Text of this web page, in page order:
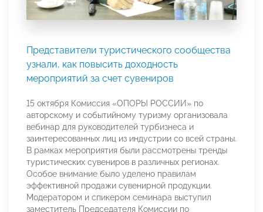
Представители туристического сообщества
узнали, как повысить доходность
мероприятий за счет сувениров
15 октября Комиссия «ОПОРЫ РОССИИ» по
авторскому и событийному туризму организовала
вебинар для руководителей турбизнеса и
заинтересованных лиц из индустрии со всей страны.
В рамках мероприятия были рассмотрены тренды
туристических сувениров в различных регионах.
Особое внимание было уделено правилам
эффективной продажи сувенирной продукции.
Модератором и спикером семинара выступил
заместитель Председателя Комиссии по